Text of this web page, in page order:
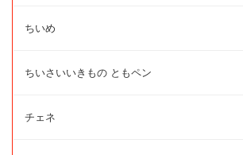
ちいめ
ちいさいいきもの ともペン
チェネ